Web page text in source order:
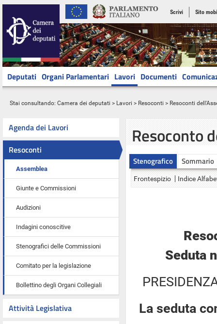
Scrivi Sito
Deputati Organi Parlamentari Lavori Documenti
Stai consultando: Camera dei deputati > Lavori > Resoconti > Resoconti
Agenda dei Lavori
Resoconti
Assemblea
Giunte e Commissioni
Audizioni
Indagini conoscitive
Stenografici delle Commissioni
Comitato per la legislazione
Bollettino degli Organi Collegiali
Attività Legislativa
Resoconto
Stenografico Sommario
Frontespizio Indice
Seduta
La seduta